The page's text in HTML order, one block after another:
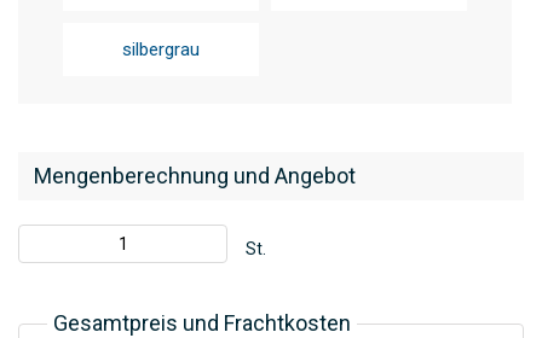
Mengenberechnung und Angebot
St.
Gesamtpreis und Frachtkosten
silbergrau